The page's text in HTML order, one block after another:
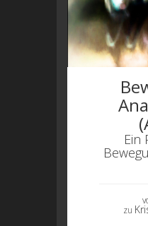
Ein
zu